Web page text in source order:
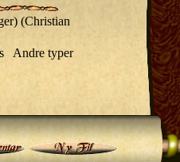
(Christian
Andre typer